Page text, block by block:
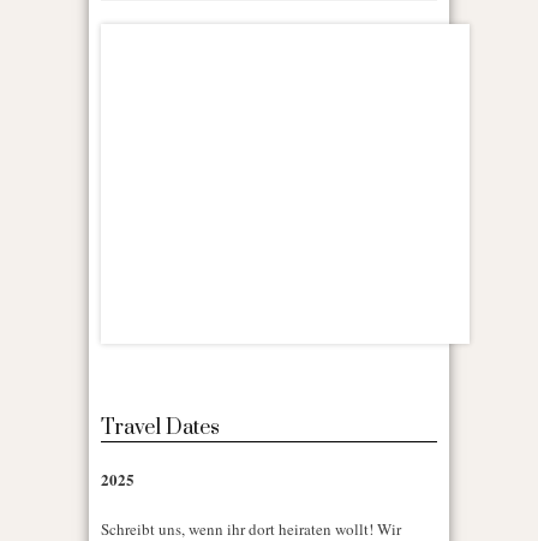
Travel Dates
2025
Schreibt uns, wenn ihr dort heiraten wollt! Wir